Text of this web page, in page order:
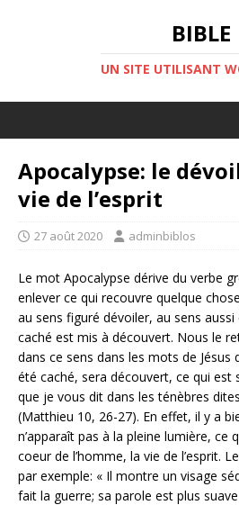
BIBLE
UN SITE UTILISANT
Apocalypse: le
vie de l’esprit
27 août 2020 adminbiblos
Le mot Apocalypse dérive du verbe
enlever ce qui recouvre quelque
au sens figuré dévoiler, au sens
caché est mis à découvert. Nous le
dans ce sens dans les mots de Jésus
été caché, sera découvert, ce qui est
que je vous dit dans les ténèbres
(Matthieu 10, 26-27). En effet, il y a
n’apparaît pas à la pleine lumière, ce
coeur de l’homme, la vie de l’esprit.
par exemple: « Il montre un visage
fait la guerre; sa parole est plus